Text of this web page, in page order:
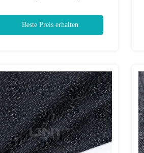
Beste Preis erhalten